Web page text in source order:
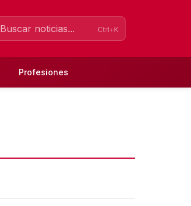
Ctrl+K
Profesiones